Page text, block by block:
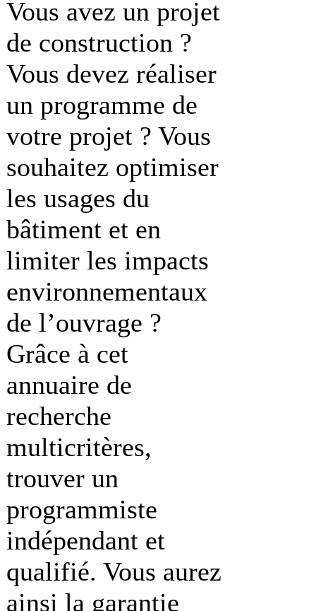
Vous avez un projet
de construction ?
Vous devez réaliser
un programme de
votre projet ? Vous
souhaitez optimiser
les usages du
bâtiment et en
limiter les impacts
environnementaux
de l’ouvrage ?
Grâce à cet
annuaire de
recherche
multicritères,
trouver un
programmiste
indépendant et
qualifié. Vous aurez
ainsi la garantie